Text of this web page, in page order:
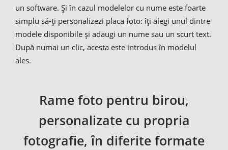
un software. Și în cazul modelelor cu nume este foarte
simplu să-ți personalizezi placa foto: îți alegi unul dintre
modele disponibile și adaugi un nume sau un scurt text.
După numai un clic, acesta este introdus în modelul
ales.
Rame foto pentru birou,
personalizate cu propria
fotografie, în diferite formate